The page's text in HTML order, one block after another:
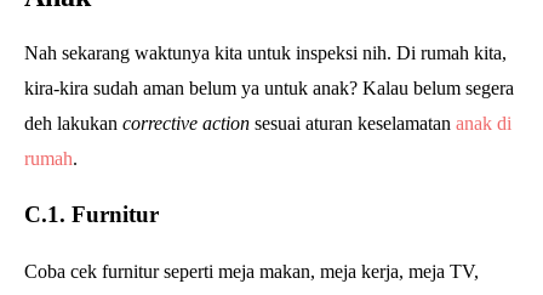
Nah sekarang waktunya kita untuk inspeksi nih. Di rumah kita,
kira-kira sudah aman belum ya untuk anak? Kalau belum segera
deh lakukan corrective action sesuai aturan keselamatan anak di
rumah.
C.1. Furnitur
Coba cek furnitur seperti meja makan, meja kerja, meja TV,